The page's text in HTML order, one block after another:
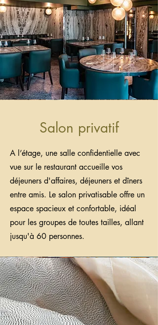
Salon privatif
A l’étage, une salle confidentielle avec
vue sur le restaurant accueille vos
déjeuners d'affaires, déjeuners et dîners
entre amis. Le salon privatisable offre un
espace spacieux et confortable, idéal
pour les groupes de toutes tailles, allant
jusqu'à 60 personnes.